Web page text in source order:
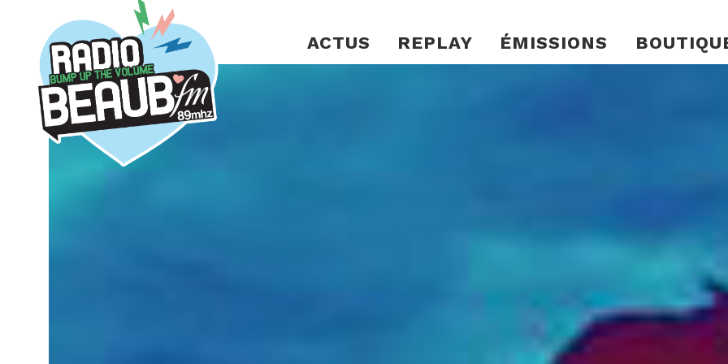
Panneau de gestion des cookies
ACTUS REPLAY ÉMISSIONS